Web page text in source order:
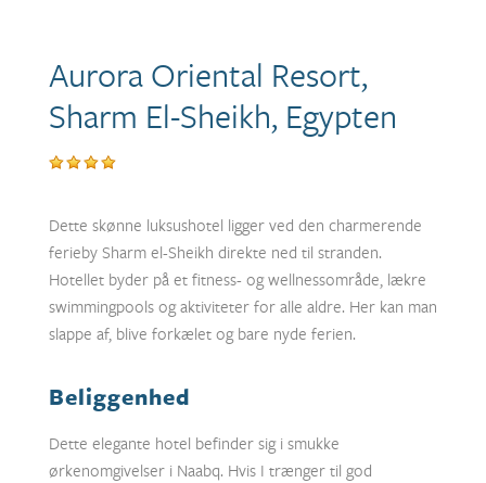
Aurora Oriental Resort,
Sharm El-Sheikh, Egypten
Dette skønne luksushotel ligger ved den charmerende
ferieby Sharm el-Sheikh direkte ned til stranden.
Hotellet byder på et fitness- og wellnessområde, lækre
swimmingpools og aktiviteter for alle aldre. Her kan man
slappe af, blive forkælet og bare nyde ferien.
Beliggenhed
Dette elegante hotel befinder sig i smukke
ørkenomgivelser i Naabq. Hvis I trænger til god